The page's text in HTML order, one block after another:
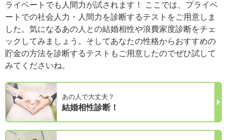
ライベートでも人間力が試されます！ ここでは、プライベ
ートでの社会人力・人間力を診断するテストをご用意しま
した。気になるあの人との結婚相性や浪費家度診断をチェ
ックしてみましょう。そしてあなたの性格からおすすめの
貯金の方法を診断するテストもご用意したのでぜひ試して
みてくださいね。
あの人で大丈夫？
結婚相性診断！